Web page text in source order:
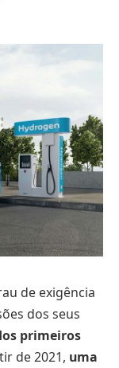
de exigência
dos seus
primeiros
de 2021, uma